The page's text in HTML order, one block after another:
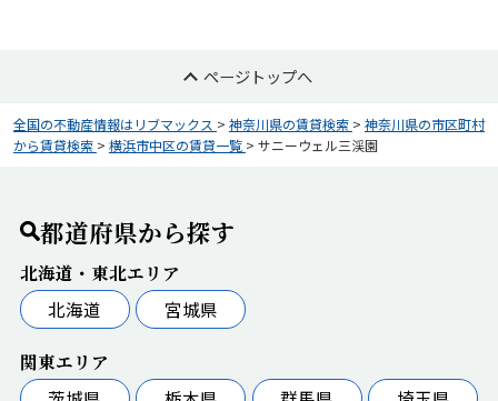
ページトップへ
全国の不動産情報はリブマックス > 神奈川県の賃貸検索 > 神奈川県の市区町村
から賃貸検索 > 横浜市中区の賃貸一覧 > サニーウェル三渓園
都道府県から探す
北海道・東北エリア
北海道
宮城県
関東エリア